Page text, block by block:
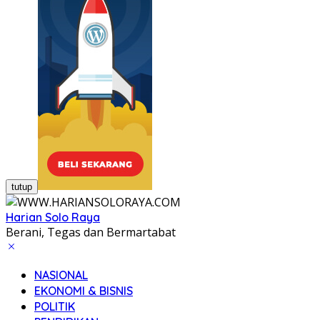
tutup
Harian Solo Raya
Berani, Tegas dan Bermartabat
NASIONAL
EKONOMI & BISNIS
POLITIK